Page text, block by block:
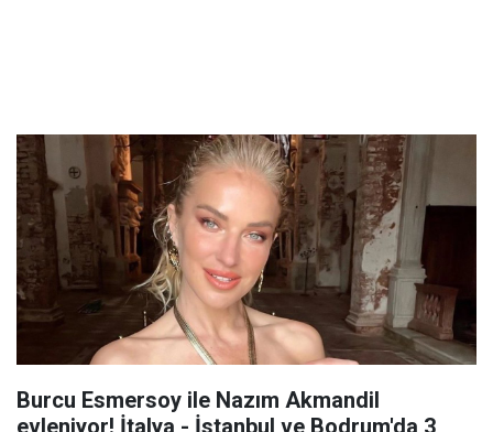
Burcu Esmersoy ile Nazım Akmandil
evleniyor! İtalya - İstanbul ve Bodrum'da 3